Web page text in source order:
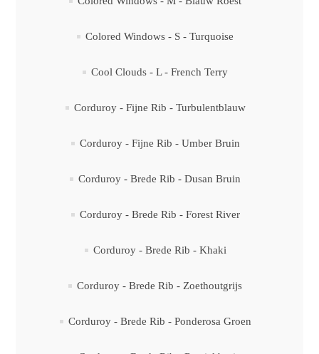
Colored Windows - S - Turquoise
Cool Clouds - L - French Terry
Corduroy - Fijne Rib - Turbulentblauw
Corduroy - Fijne Rib - Umber Bruin
Corduroy - Brede Rib - Dusan Bruin
Corduroy - Brede Rib - Forest River
Corduroy - Brede Rib - Khaki
Corduroy - Brede Rib - Zoethoutgrijs
Corduroy - Brede Rib - Ponderosa Groen